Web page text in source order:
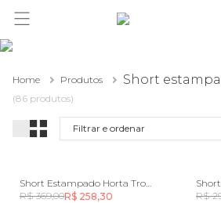
você merece 30% OFF pra comemorar
Home Produtos Short
(86 produtos)
Filtrar e ordenar
Short Estampado Horta Tropical
R$ 369,00R$ 258,30
R$